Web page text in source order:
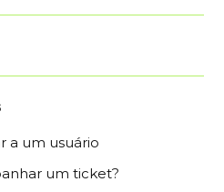
a um usuário
um ticket?